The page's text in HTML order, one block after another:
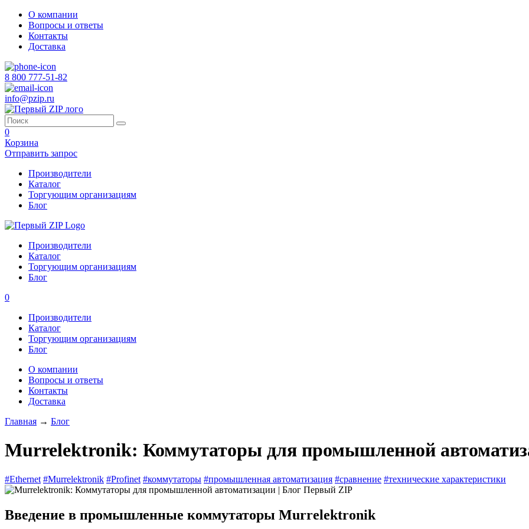
О компании
Вопросы и ответы
Контакты
Доставка
8 800 777-51-82
info@pzip.ru
0
Корзина
Отправить запрос
Производители
Каталог
Торгующим организациям
Блог
Производители
Каталог
Торгующим организациям
Блог
0
Производители
Каталог
Торгующим организациям
Блог
О компании
Вопросы и ответы
Контакты
Доставка
Главная → Блог
Murrelektronik: Коммутаторы для промышленной
#Ethernet #Murrelektronik #Profinet #коммутаторы #промышленная автоматизация #сравнение #технические характеристики
Введение в промышленные коммутаторы Murrelektronik